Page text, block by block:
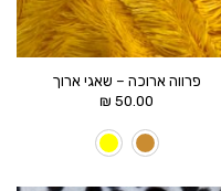
פרווה ארוכה – שאגי ארוך
50.00
₪